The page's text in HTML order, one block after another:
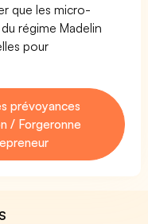
que les micro-
régime Madelin
pour
prévoyances
/ Forgeronne